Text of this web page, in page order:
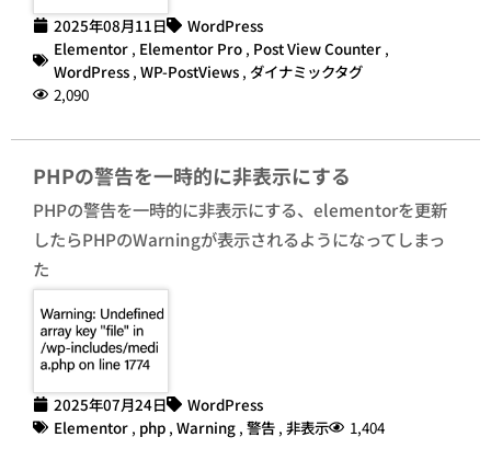
2025年08月11日
WordPress
Elementor , Elementor Pro , Post View Counter ,
WordPress , WP-PostViews , ダイナミックタグ
2,090
PHPの警告を一時的に非表示にする
PHPの警告を一時的に非表示にする、elementorを更新
したらPHPのWarningが表示されるようになってしまっ
た
2025年07月24日
WordPress
Elementor , php , Warning , 警告 , 非表示 1,404